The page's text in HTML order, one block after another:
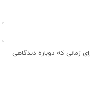
زمانی که دوباره دیدگاهی